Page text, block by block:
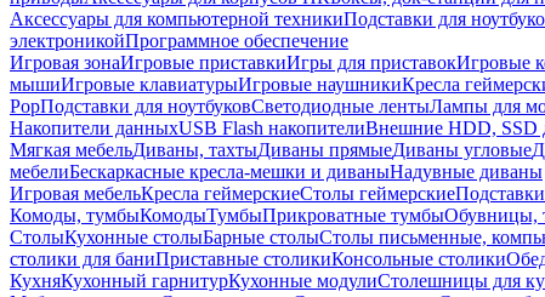
Аксессуары для компьютерной техникиПодставки для
электроникойПрограммное обеспечение
Игровая зонаИгровые приставкиИгры для приставокИгровые
мышиИгровые клавиатурыИгровые наушникиКресла
PopПодставки для ноутбуковСветодиодные лентыЛампы для
Накопители данныхUSB Flash накопителиВнешние HDD, SSD
Мягкая мебельДиваны, тахтыДиваны прямыеДиваны угловые
мебелиБескаркасные кресла-мешки и диваныНадувные диваны
Игровая мебельКресла геймерскиеСтолы геймерские
Комоды, тумбыКомодыТумбыПрикроватные тумбыОбувницы,
СтолыКухонные столыБарные столыСтолы письменные,
столики для баниПриставные столикиКонсольные столики
КухняКухонный гарнитурКухонные модулиСтолешницы для